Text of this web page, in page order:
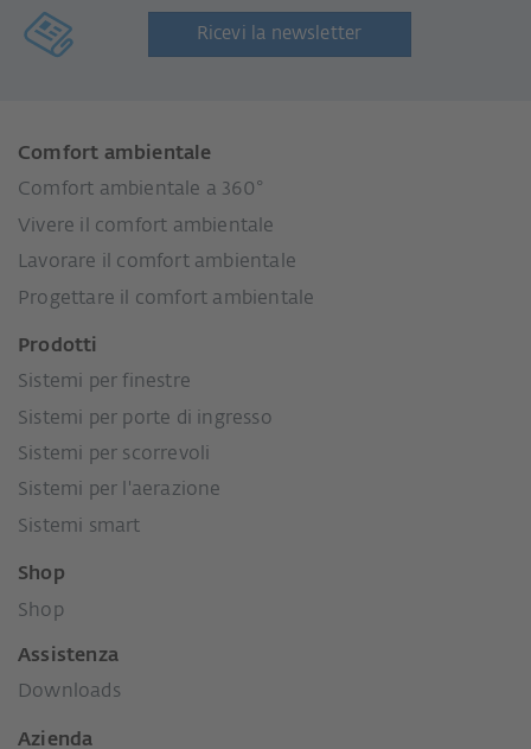
Ricevi la newsletter
Comfort ambientale
Comfort ambientale a 360°
Vivere il comfort ambientale
Lavorare il comfort ambientale
Progettare il comfort ambientale
Prodotti
Sistemi per finestre
Sistemi per porte di ingresso
Sistemi per scorrevoli
Sistemi per l'aerazione
Sistemi smart
Shop
Shop
Assistenza
Downloads
Azienda